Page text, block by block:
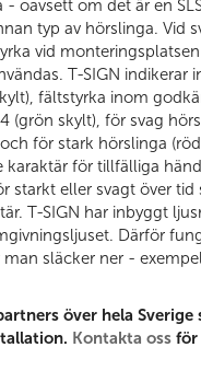
oavsett om det är en
typ av hörslinga. Vid
vid
T-SIGN indikerar
fältstyrka inom
(grön skylt), för svag
för stark hörslinga
karaktär för tillfälliga
starkt eller svagt över tid
T-SIGN har inbyggt
Därför
släcker ner -
över hela Sverige
Kontakta oss för